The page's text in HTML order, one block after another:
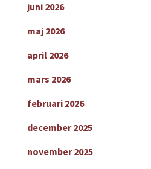
juni 2026
maj 2026
april 2026
mars 2026
februari 2026
december 2025
november 2025